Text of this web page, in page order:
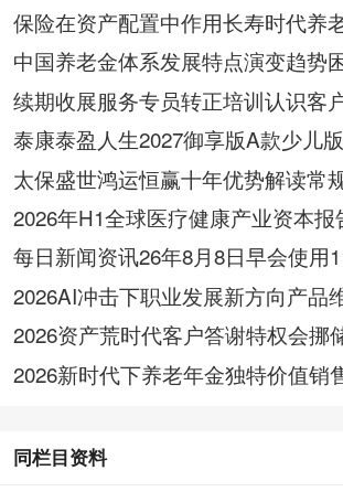
保险在资产配置中作用长寿时代养
中国养老金体系发展特点演变趋势
续期收展服务专员转正培训认识客
泰康泰盈人生2027御享版A款少儿
太保盛世鸿运恒赢十年优势解读常
2026年H1全球医疗健康产业资本报
每日新闻资讯26年8月8日早会使用
2026AI冲击下职业发展新方向产品
2026资产荒时代客户答谢特权会挪
2026新时代下养老年金独特价值销
同栏目资料